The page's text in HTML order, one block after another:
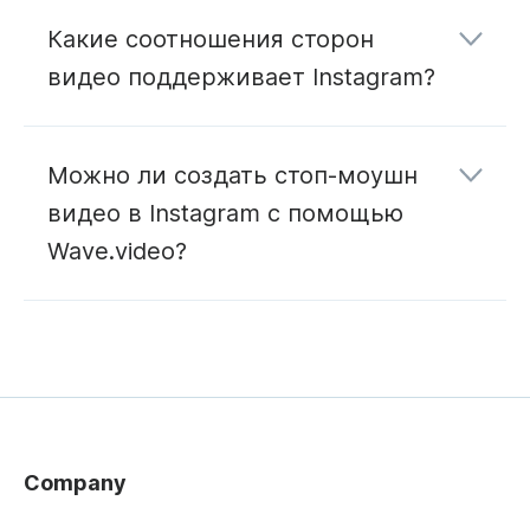
в ленте
Instagram
Ролики
Instagram Live
Какие соотношения сторон
видео поддерживает Instagram?
в Instagram
Instagram Stories
Можно ли создать стоп-моушн
видео в Instagram с помощью
Wave.video?
Company